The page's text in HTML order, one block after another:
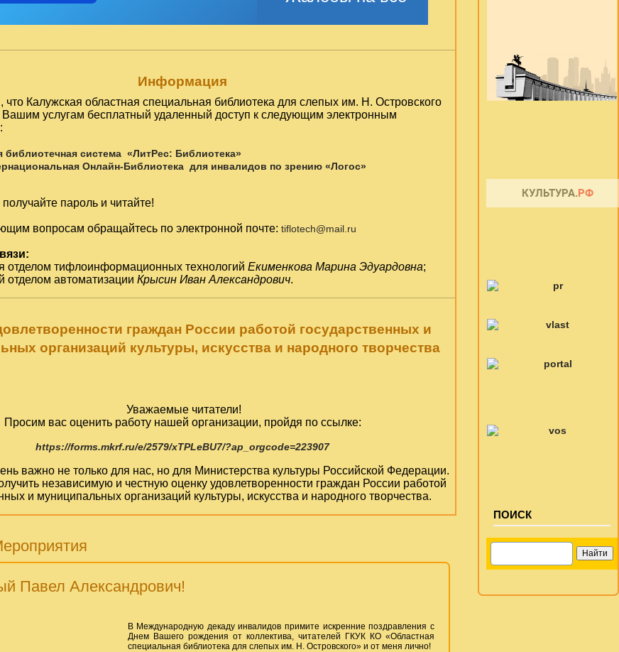
Информация
Калужская областная специальная библиотека для слепых им. Н. Островского
Вашим услугам бесплатный удаленный доступ к следующим электронным
библиотечная система «ЛитРес: Библиотека»
Онлайн-Библиотека для инвалидов по зрению «Логос»
пароль и читайте!
вопросам обращайтесь по электронной почте: tiflotech@mail.ru
отделом тифлоинформационных технологий Екименкова Марина Эдуардовна;
отделом автоматизации Крысин Иван Александрович.
граждан России работой государственных и
организаций культуры, искусства и народного творчества
Уважаемые читатели!
Просим вас оценить работу нашей организации, пройдя по ссылке:
https://forms.mkrf.ru/e/2579/xTPLeBU7/?ap_orgcode=223907
важно не только для нас, но для Министерства культуры Российской Федерации.
независимую и честную оценку удовлетворенности граждан России работой
и муниципальных организаций культуры, искусства и народного творчества.
Павел Александрович!
В Международную декаду инвалидов примите искренние поздравления с
Днем Вашего рождения от коллектива, читателей ГКУК КО «Областная
специальная библиотека для слепых им. Н. Островского» и от меня лично!
ПОИСК